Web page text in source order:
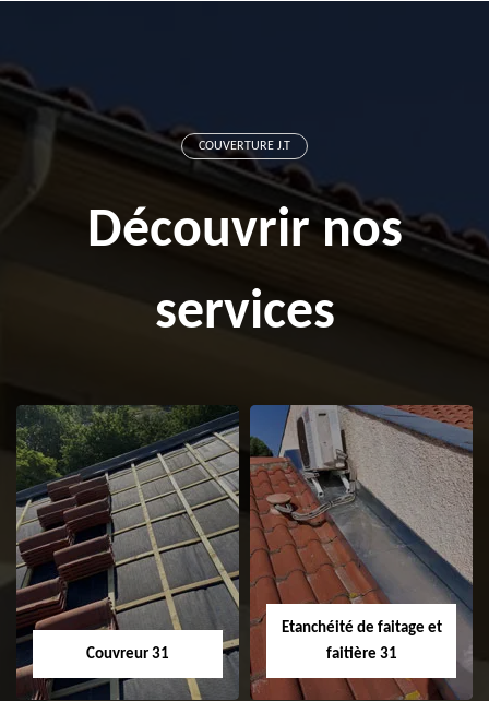
COUVERTURE J.T
Découvrir nos
services
Couvreur 31
Etanchéité de faitage et
faitière 31